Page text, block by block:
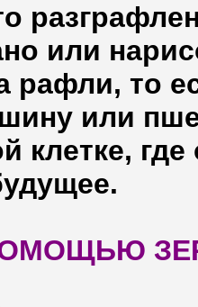
или
рафли, то
или
клетке,